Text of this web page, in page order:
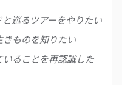
巡るツアーをやりたい
ものを知りたい
ることを再認識した